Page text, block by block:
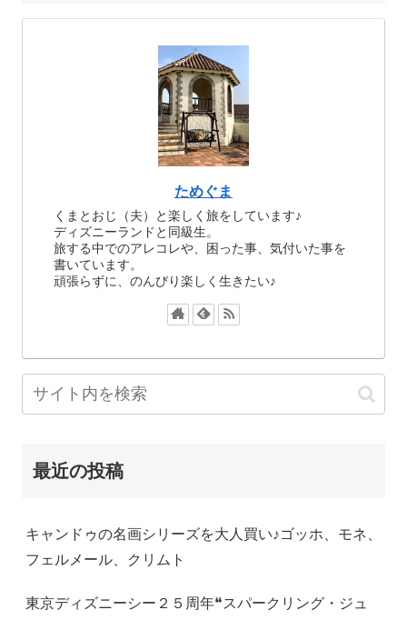
ためぐま
くまとおじ（夫）と楽しく旅をしています♪
ディズニーランドと同級生。
旅する中でのアレコレや、困った事、気付いた事を
書いています。
頑張らずに、のんびり楽しく生きたい♪
最近の投稿
キャンドゥの名画シリーズを大人買い♪ゴッホ、モネ、
フェルメール、クリムト
東京ディズニーシー２５周年❝スパークリング・ジュ